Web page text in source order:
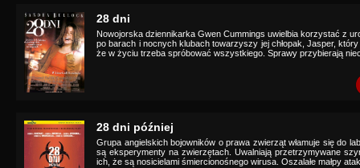
28 dni
Nowojorska dziennikarka Gwen Cummings uwielbia korzystać z
po barach i nocnych klubach towarzyszy jej chłopak, Jasper,
że w życiu trzeba spróbować wszystkiego. Sprawy przybierają
28 dni później
Grupa angielskich bojowników o prawa zwierząt włamuje się do
są eksperymenty na zwierzętach. Uwalniają przetrzymywane
ich, że są nosicielami śmiercionośnego wirusa. Oszalałe małpy